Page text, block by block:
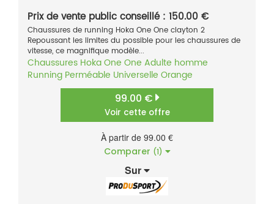
Prix de vente public conseillé : 150.00 €
Chaussures de running Hoka One One clayton 2
Repoussant les limites du possible pour les chaussures de
vitesse, ce magnifique modèle...
Chaussures Hoka One One Adulte homme
Running Perméable Universelle Orange
99.00 €
Voir cette offre
À partir de 99.00 €
Comparer (1)
Sur